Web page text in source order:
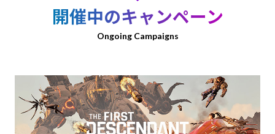
開催中のキャンペーン
Ongoing Campaigns